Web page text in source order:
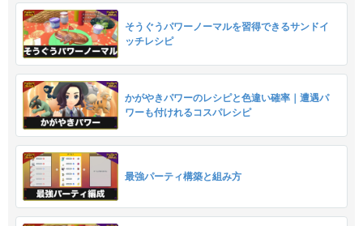
そうぐうパワーノーマルを習得できるサンドイ
ッチレシピ
かがやきパワーのレシピと色違い確率｜遭遇パ
ワーも付けれるコスパレシピ
最強パーティ構築と組み方